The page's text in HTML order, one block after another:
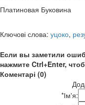
Платиновая Буковина
Ключові слова: уцоко,
Если вы заметили
нажмите Ctrl+Enter,
Коментарі (0)
*Ім'я: